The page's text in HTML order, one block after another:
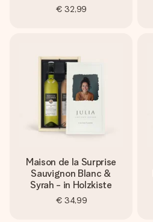
€ 32,99
Maison de la Surprise
Sauvignon Blanc &
Syrah - in Holzkiste
€ 34,99